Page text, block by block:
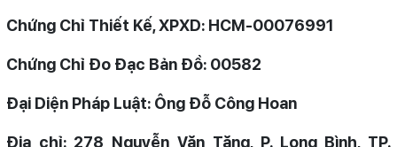
Chứng Chỉ Thiết Kế, XPXD: HCM-00076991
Chứng Chỉ Đo Đạc Bản Đồ: 00582
Đại Diện Pháp Luật: Ông Đỗ Công Hoan
Địa chỉ: 278 Nguyễn Văn Tăng, P. Long Bình, TP.